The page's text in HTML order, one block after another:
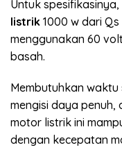
Untuk
listrik 1000 w dari
menggunakan 60
basah.
Membutuhkan
mengisi daya penuh,
motor listrik ini
dengan kecepatan